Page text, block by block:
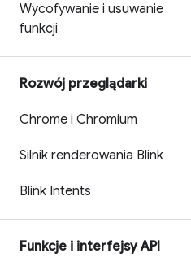
Wycofywanie i usuwanie
funkcji
Rozwój przeglądarki
Chrome i Chromium
Silnik renderowania Blink
Blink Intents
Funkcje i interfejsy API